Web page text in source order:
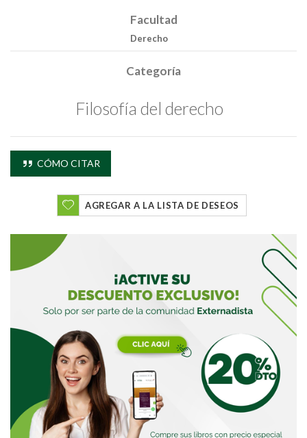
Facultad
Derecho
Categoría
Filosofía del derecho
CÓMO CITAR
AGREGAR A LA LISTA DE DESEOS